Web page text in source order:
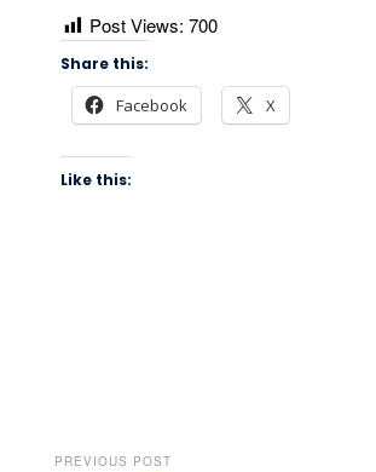
Post Views: 700
Share this:
Facebook X
Like this:
PREVIOUS POST